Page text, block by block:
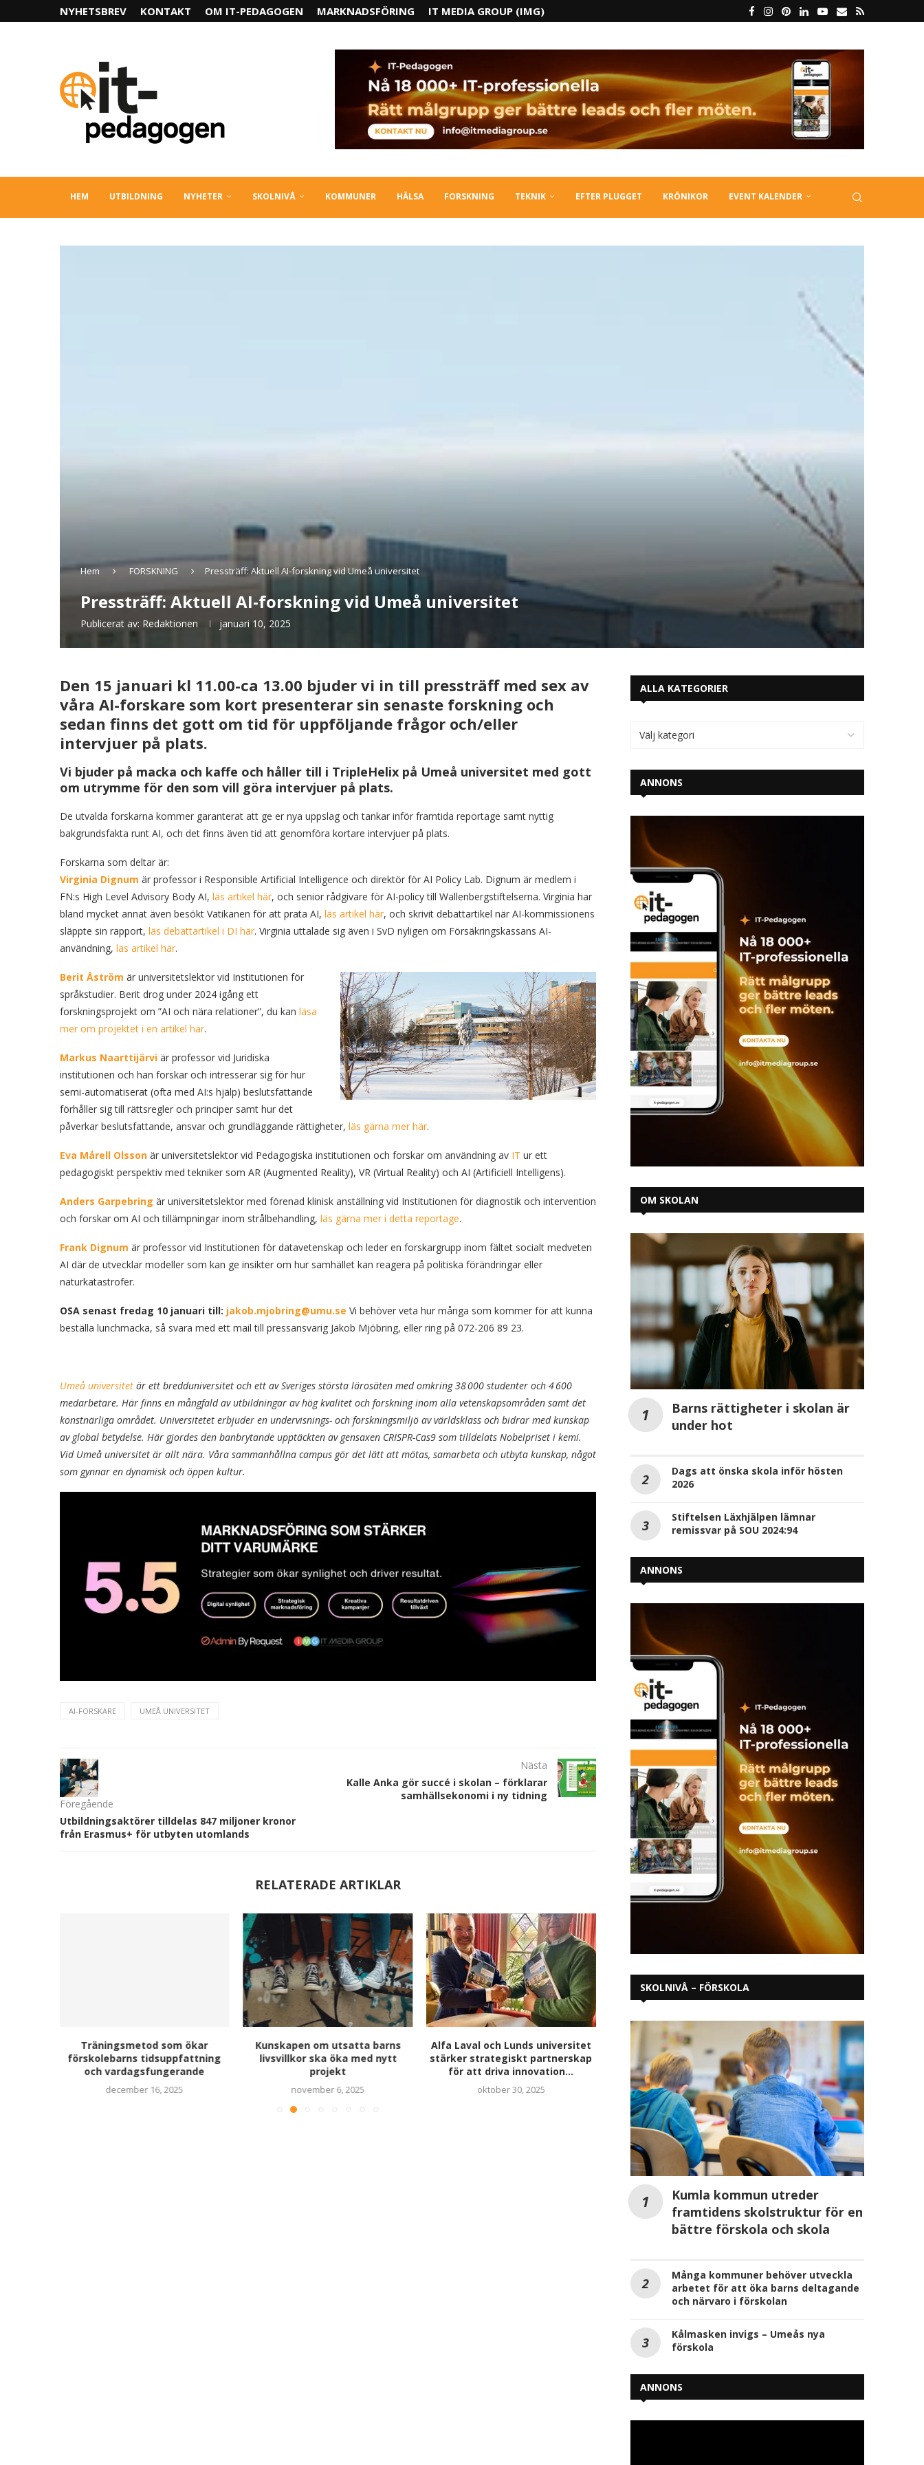
NYHETSBREV KONTAKT OM IT-PEDAGOGEN MARKNADSFÖRING IT MEDIA GROUP (IMG)
HEM UTBILDNING NYHETER SKOLNIVÅ KOMMUNER HÄLSA FORSKNING TEKNIK EFTER PLUGGET KRÖNIKOR EVENT KALENDER
Hem FORSKNING Pressträff: Aktuell AI-forskning vid Umeå universitet
Pressträff: Aktuell AI-forskning vid Umeå universitet
Publicerat av: Redaktionen januari 10, 2025
Den 15 januari kl 11.00-ca 13.00 bjuder vi in till pressträff med sex av
våra AI-forskare som kort presenterar sin senaste forskning och
sedan finns det gott om tid för uppföljande frågor och/eller
intervjuer på plats.
Vi bjuder på macka och kaffe och håller till i TripleHelix på Umeå universitet med gott
om utrymme för den som vill göra intervjuer på plats.
De utvalda forskarna kommer garanterat att ge er nya uppslag och tankar inför framtida reportage samt nyttig
bakgrundsfakta runt AI, och det finns även tid att genomföra kortare intervjuer på plats.
Forskarna som deltar är:
Virginia Dignum är professor i Responsible Artificial Intelligence och direktör för AI Policy Lab. Dignum är medlem i
FN:s High Level Advisory Body AI, läs artikel här, och senior rådgivare för AI-policy till Wallenbergstiftelserna. Virginia har
bland mycket annat även besökt Vatikanen för att prata AI, läs artikel här, och skrivit debattartikel när AI-kommissionens
släppte sin rapport, läs debattartikel i DI här. Virginia uttalade sig även i SvD nyligen om Försäkringskassans AI-
användning, läs artikel här.
Berit Åström är universitetslektor vid Institutionen för
språkstudier. Berit drog under 2024 igång ett
forskningsprojekt om ”AI och nära relationer”, du kan läsa
mer om projektet i en artikel här.
Markus Naarttijärvi är professor vid Juridiska
institutionen och han forskar och intresserar sig för hur
semi-automatiserat (ofta med AI:s hjälp) beslutsfattande
förhåller sig till rättsregler och principer samt hur det
påverkar beslutsfattande, ansvar och grundläggande rättigheter, läs gärna mer här.
Eva Mårell Olsson är universitetslektor vid Pedagogiska institutionen och forskar om användning av IT ur ett
pedagogiskt perspektiv med tekniker som AR (Augmented Reality), VR (Virtual Reality) och AI (Artificiell Intelligens).
Anders Garpebring är universitetslektor med förenad klinisk anställning vid Institutionen för diagnostik och intervention
och forskar om AI och tillämpningar inom strålbehandling, läs gärna mer i detta reportage.
Frank Dignum är professor vid Institutionen för datavetenskap och leder en forskargrupp inom fältet socialt medveten
AI där de utvecklar modeller som kan ge insikter om hur samhället kan reagera på politiska förändringar eller
naturkatastrofer.
OSA senast fredag 10 januari till: jakob.mjobring@umu.se Vi behöver veta hur många som kommer för att kunna
beställa lunchmacka, så svara med ett mail till pressansvarig Jakob Mjöbring, eller ring på 072-206 89 23.
Umeå universitet är ett bredduniversitet och ett av Sveriges största lärosäten med omkring 38 000 studenter och 4 600
medarbetare. Här finns en mångfald av utbildningar av hög kvalitet och forskning inom alla vetenskapsområden samt det
konstnärliga området. Universitetet erbjuder en undervisnings- och forskningsmiljö av världsklass och bidrar med kunskap
av global betydelse. Här gjordes den banbrytande upptäckten av gensaxen CRISPR-Cas9 som tilldelats Nobelpriset i kemi.
Vid Umeå universitet är allt nära. Våra sammanhållna campus gör det lätt att mötas, samarbeta och utbyta kunskap, något
som gynnar en dynamisk och öppen kultur.
AI-FORSKARE UMEÅ UNIVERSITET
Föregående
Utbildningsaktörer tilldelas 847 miljoner kronor
från Erasmus+ för utbyten utomlands
Nästa
Kalle Anka gör succé i skolan – förklarar
samhällsekonomi i ny tidning
RELATERADE ARTIKLAR
Träningsmetod som ökar
förskolebarns tidsuppfattning
och vardagsfungerande
december 16, 2025
Kunskapen om utsatta barns
livsvillkor ska öka med nytt
projekt
november 6, 2025
Alfa Laval och Lunds universitet
stärker strategiskt partnerskap
för att driva innovation...
oktober 30, 2025
Tidigare betyg ökar risken för
depression och ångestsyndrom
bland flickor
augusti 7, 2025
Skörderester kan bli
kläder som
cellulosatextilier främst
juni 16, 2025
ALLA KATEGORIER
ANNONS
OM SKOLAN
Barns rättigheter i skolan är
under hot
Dags att önska skola inför hösten
2026
Stiftelsen Läxhjälpen lämnar
remissvar på SOU 2024:94
ANNONS
SKOLNIVÅ – FÖRSKOLA
Kumla kommun utreder
framtidens skolstruktur för en
bättre förskola och skola
Många kommuner behöver utveckla
arbetet för att öka barns deltagande
och närvaro i förskolan
Kålmasken invigs – Umeås nya
förskola
ANNONS